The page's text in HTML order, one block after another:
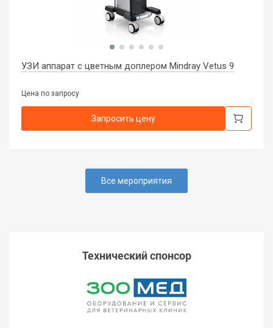
Технический спонсор
УЗИ аппарат с цветным доплером Mindray Vetus 9
Цена по запросу
Запросить цену
Все мероприятия